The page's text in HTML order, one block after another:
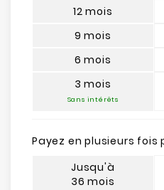
12 mois
9 mois
6 mois
3 mois
Sans intérêts
Payez en plusieurs fois
Jusqu'à
36 mois